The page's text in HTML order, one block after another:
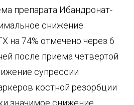
препарата Ибандронат-
снижение
на 74% отмечено через 6
после приема четвертой
супрессии
костной резорбции
значимое снижение